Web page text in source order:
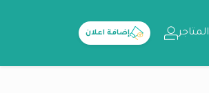
المتاجر إضافة اعلان